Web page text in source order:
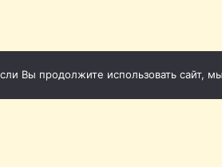
Вы продолжите использовать сайт, мы